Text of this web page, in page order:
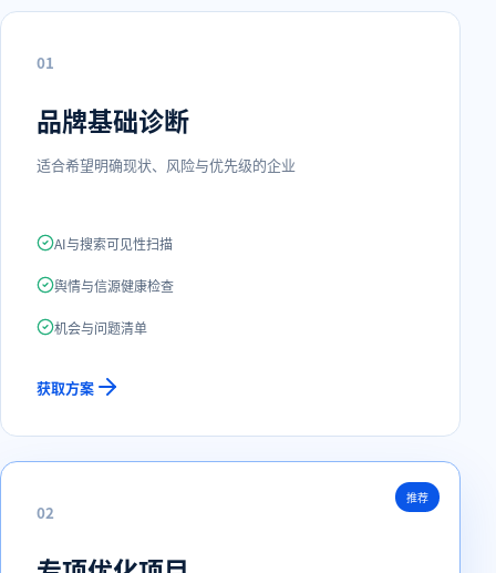
01
品牌基础诊断
适合希望明确现状、风险与优先级的企业
AI与搜索可见性扫描
舆情与信源健康检查
机会与问题清单
获取方案
推荐
02